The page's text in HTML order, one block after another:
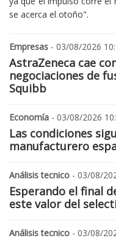
se acerca el otoño".
Empresas - 03/08/2026
AstraZeneca cae
negociaciones de
Squibb
Economía - 03/08/2026
Las condiciones
manufacturero
Análisis tecnico - 03/08/
Esperando el final
este valor del
Análisis tecnico - 03/08/